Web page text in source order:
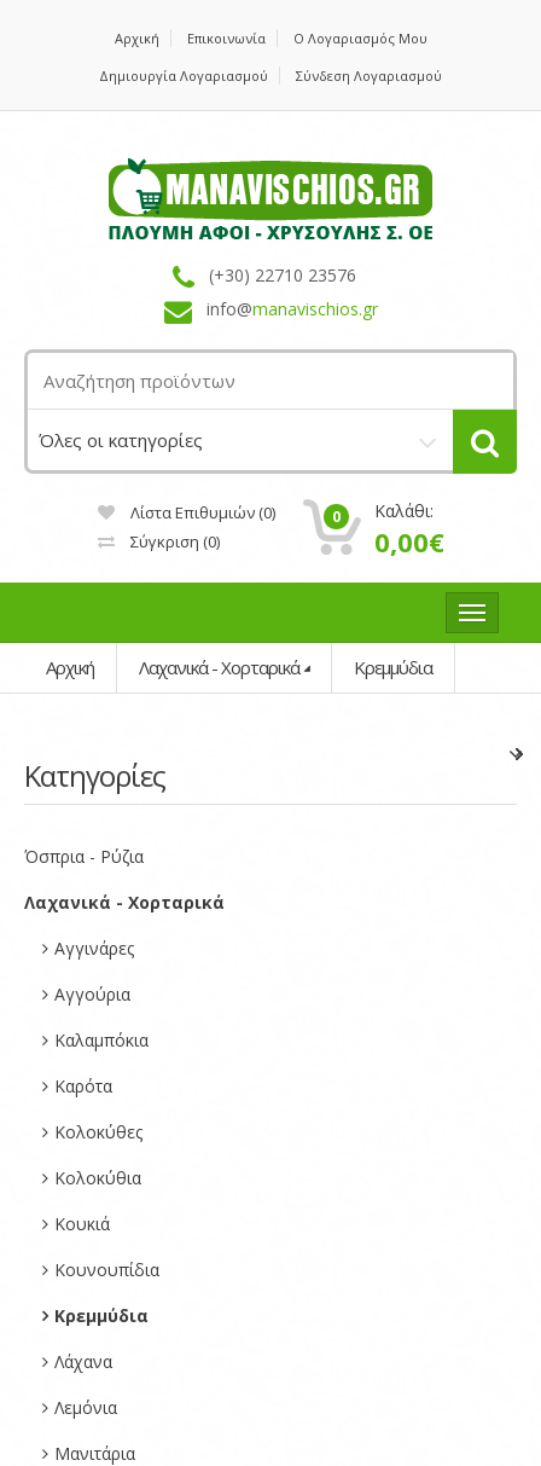
Αρχική Επικοινωνία Ο Λογαριασμός Μου
Δημιουργία Λογαριασμού Σύνδεση Λογαριασμού
(+30) 22710 23576
info@manavischios.gr
Λίστα Επιθυμιών (0)
Σύγκριση (0)
0 Καλάθι:
0,00€
Αρχική Λαχανικά - Χορταρικά Κρεμμύδια
Κατηγορίες
Όσπρια - Ρύζια
Λαχανικά - Χορταρικά
Αγγινάρες
Αγγούρια
Καλαμπόκια
Καρότα
Κολοκύθες
Κολοκύθια
Κουκιά
Κουνουπίδια
Κρεμμύδια
Λάχανα
Λεμόνια
Μανιτάρια